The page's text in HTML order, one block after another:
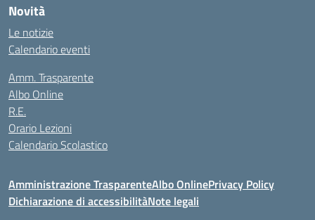
Novità
Le notizie
Calendario eventi
Amm. Trasparente
Albo Online
R.E.
Orario Lezioni
Calendario Scolastico
Amministrazione TrasparenteAlbo OnlinePrivacy Policy
Dichiarazione di accessibilitàNote legali